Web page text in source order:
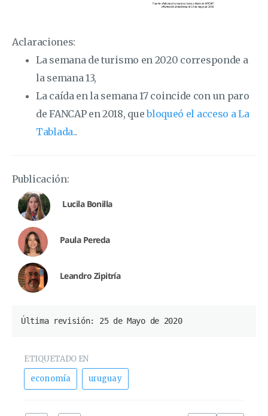
Aclaraciones:
La semana de turismo en 2020 corresponde a
la semana 13,
La caída en la semana 17 coincide con un paro
de FANCAP en 2018, quebloqueó el acceso a La
Tablada..
Publicación:
Lucila Bonilla
Paula Pereda
Leandro Zipitría
Última revisión: 25 de Mayo de 2020
ETIQUETADO EN
economía
uruguay